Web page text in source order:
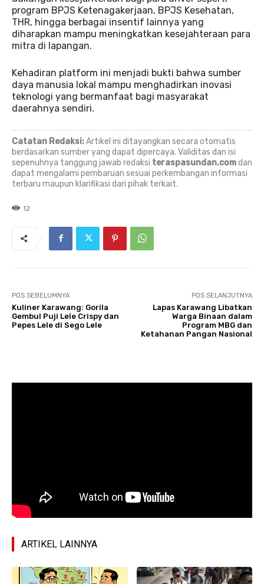
program BPJS Ketenagakerjaan, BPJS Kesehatan,
THR, hingga berbagai insentif lainnya yang
diharapkan mampu meningkatkan kesejahteraan para
mitra di lapangan.
Kehadiran platform ini menjadi bukti bahwa sumber
daya manusia lokal mampu menghadirkan inovasi
teknologi yang bermanfaat bagi masyarakat
daerahnya sendiri.
Catatan Redaksi:Artikel ini ditayangkan secara otomatis
berdasarkan sumber yang dapat dipercaya. Validitas dan isi
sepenuhnya tanggung jawab redaksi teraspasundan.comdan
dapat mengalami pembaruan sesuai perkembangan informasi
terbaru maupun klarifikasi dari pihak terkait.
12
POS SEBELUMNYA
Kuliner Karawang: Gorila
Gembul Puji Lele Crispy dan
Pepes Lele di Sego Lele
POS SELANJUTNYA
Lapas Karawang Libatkan
Warga Binaan dalam
Program MBG dan
Ketahanan Pangan Nasional
ARTIKEL LAINNYA